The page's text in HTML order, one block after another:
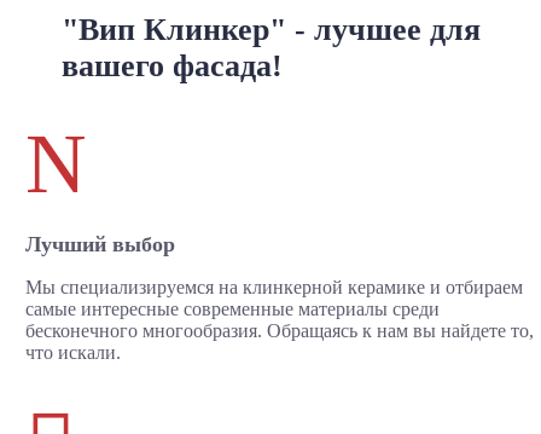
"Вип Клинкер" - лучшее для
вашего фасада!
N
Лучший выбор
Мы специализируемся на клинкерной керамике и отбираем
самые интересные современные материалы среди
бесконечного многообразия. Обращаясь к нам вы найдете то,
что искали.